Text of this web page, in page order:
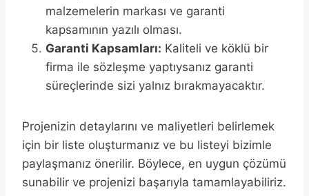
malzemelerin markası ve garanti
kapsamının yazılı olması.
Garanti Kapsamları: Kaliteli ve köklü bir
firma ile sözleşme yaptıysanız garanti
süreçlerinde sizi yalnız bırakmayacaktır.
Projenizin detaylarını ve maliyetleri belirlemek
için bir liste oluşturmanız ve bu listeyi bizimle
paylaşmanız önerilir. Böylece, en uygun çözümü
sunabilir ve projenizi başarıyla tamamlayabiliriz.